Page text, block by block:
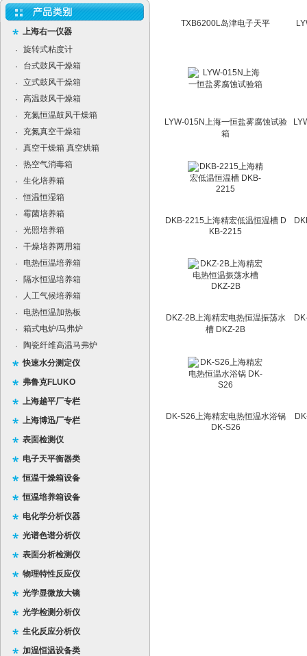
上海右一仪器
·
旋转式粘度计
·
台式鼓风干燥箱
·
立式鼓风干燥箱
·
高温鼓风干燥箱
·
充氮恒温鼓风干燥箱
·
充氮真空干燥箱
·
真空干燥箱 真空烘箱
·
热空气消毒箱
·
生化培养箱
·
恒温恒湿箱
·
霉菌培养箱
·
光照培养箱
·
干燥培养两用箱
·
电热恒温培养箱
·
隔水恒温培养箱
·
人工气候培养箱
·
电热恒温加热板
·
箱式电炉/马弗炉
·
陶瓷纤维高温马弗炉
快速水分测定仪
弗鲁克FLUKO
上海越平厂专栏
上海博迅厂专栏
表面检测仪
电子天平衡器类
恒温干燥箱设备
恒温培养箱设备
电化学分析仪器
光谱色谱分析仪
表面分析检测仪
物理特性反应仪
光学显微放大镜
光学检测分析仪
生化反应分析仪
加温恒温设备类
TXB6200L岛津电子天平
LYW-015N上海一恒盐雾腐蚀试验
箱
DKB-2215上海精宏低温恒温槽 D
KB-2215
DKZ-2B上海精宏电热恒温振荡水
槽 DKZ-2B
DK-S26上海精宏电热恒温水浴锅
DK-S26